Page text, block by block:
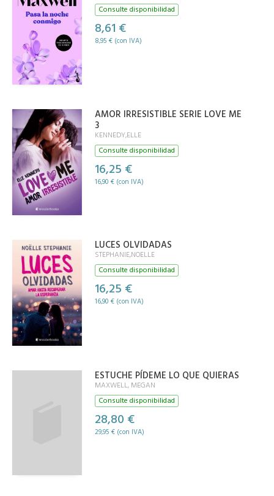
Consulte disponibilidad
8,61 €
8,95 € (con IVA)
AMOR IRRESISTIBLE SERIE LOVE ME
3
KENNEDY,ELLE
Consulte disponibilidad
16,25 €
16,90 € (con IVA)
LUCES OLVIDADAS
STEPHANIE,NOELLE
Consulte disponibilidad
16,25 €
16,90 € (con IVA)
ESTUCHE PÍDEME LO QUE QUIERAS
MAXWELL, MEGAN
Consulte disponibilidad
28,80 €
29,95 € (con IVA)